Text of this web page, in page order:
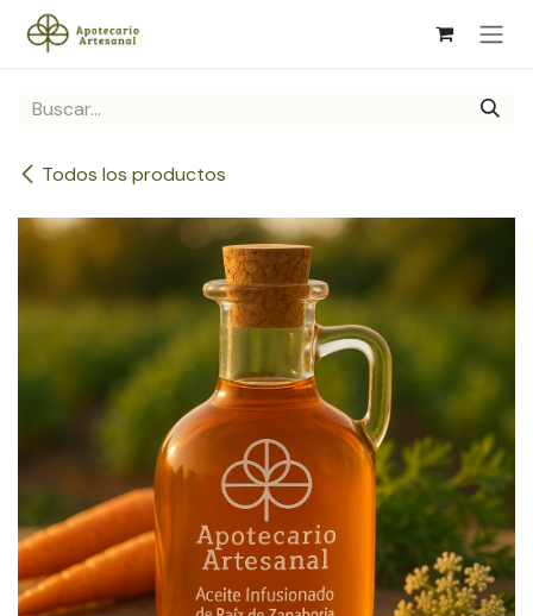
Ir al contenido
Todos los productos